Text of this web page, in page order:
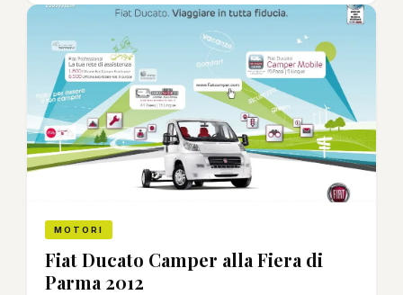
MOTORI
Fiat Ducato Camper alla Fiera di
Parma 2012